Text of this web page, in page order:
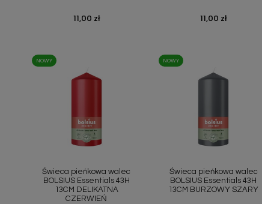
Cena
11,00 zł Cena
11,00 zł
Świeca pieńkowa walec
BOLSIUS Essentials 43H
13CM DELIKATNA
CZERWIEŃ
NOWY
Świeca pieńkowa walec
BOLSIUS Essentials 43H
13CM BURZOWY SZARY
NOWY